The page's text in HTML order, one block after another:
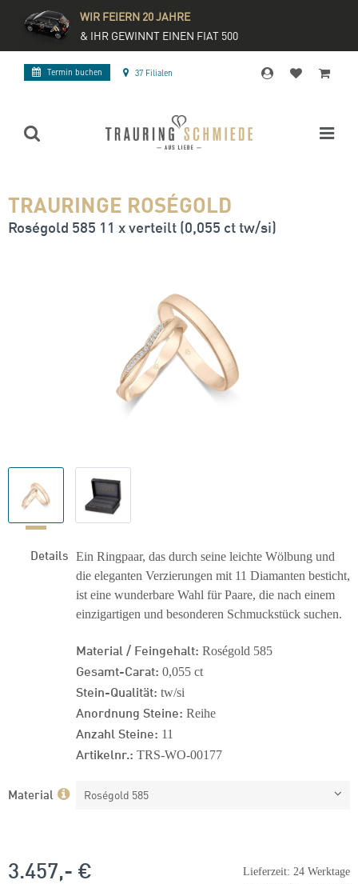
WIR FEIERN 20 JAHRE
& IHR GEWINNT EINEN FIAT 500
Termin buchen 37 Filialen
TRAURINGE ROSÉGOLD
Roségold 585 11 x verteilt (0,055 ct tw/si)
Details Ein Ringpaar, das durch seine leichte Wölbung und
die eleganten Verzierungen mit 11 Diamanten besticht,
ist eine wunderbare Wahl für Paare, die nach einem
einzigartigen und besonderen Schmuckstück suchen.
Material / Feingehalt: Roségold 585
Gesamt-Carat: 0,055 ct
Stein-Qualität: tw/si
Anordnung Steine: Reihe
Anzahl Steine: 11
Artikelnr.: TRS-WO-00177
Material Roségold 585
Lieferzeit: 24 Werktage
3.457,- €